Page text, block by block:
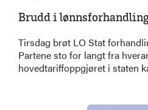
Brudd i
Tirsdag brøt LO Stat
Partene sto for langt fra
hovedtariffoppgjøret i staten